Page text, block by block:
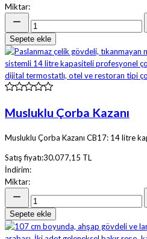
Miktar:
Sepete ekle
Musluklu Çorba Kazanı
Musluklu Çorba Kazanı CB17: 14 litre
Satış fiyatı:30.077,15 TL
İndirim:
Miktar:
Sepete ekle